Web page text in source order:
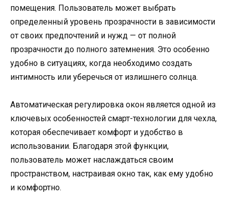
помещения. Пользователь может выбрать
определенный уровень прозрачности в зависимости
от своих предпочтений и нужд — от полной
прозрачности до полного затемнения. Это особенно
удобно в ситуациях, когда необходимо создать
интимность или уберечься от излишнего солнца.
Автоматическая регулировка окон является одной из
ключевых особенностей смарт-технологии для чехла,
которая обеспечивает комфорт и удобство в
использовании. Благодаря этой функции,
пользователь может наслаждаться своим
пространством, настраивая окно так, как ему удобно
и комфортно.